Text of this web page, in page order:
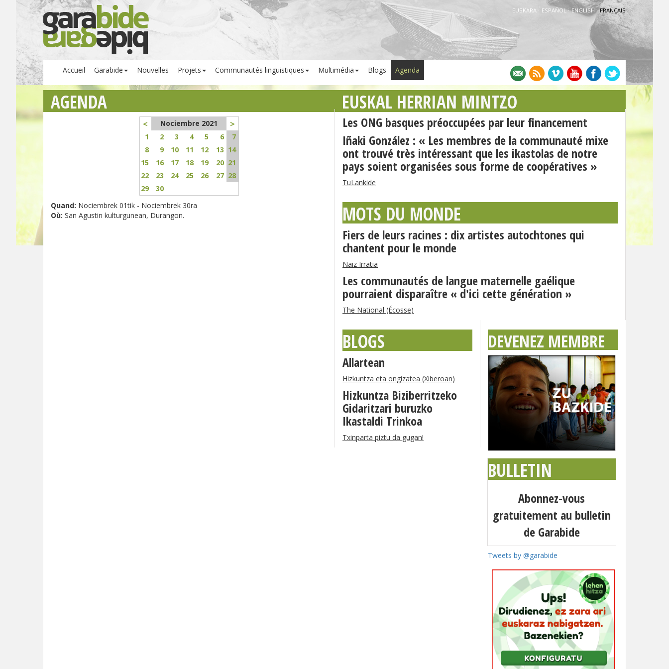
EUSKARA · ESPAÑOL· ENGLISH · FRANÇAIS
Accueil Garabide Nouvelles Projets Communautés linguistiques Multimédia Blogs Agenda
AGENDA
< Nociembre 2021 >
1 2 3 4 5 6
7
8
9 10 11 12 13 14
15
16 17 18 19 20 21
22
23 24 25 26 27 28
29
30
Quand: Nociembrek 01tik - Nociembrek 30ra
Où: San Agustin kulturgunean, Durangon.
EUSKAL HERRIAN MINTZO
Les ONG basques préoccupées par leur financement
Iñaki González : « Les membres de la communauté mixe
ont trouvé très intéressant que les ikastolas de notre
pays soient organisées sous forme de coopératives »
TuLankide
MOTS DU MONDE
Fiers de leurs racines : dix artistes autochtones qui
chantent pour le monde
Naiz Irratia
Les communautés de langue maternelle gaélique
pourraient disparaître « d'ici cette génération »
The National (Écosse)
BLOGS
Allartean
Hizkuntza eta ongizatea (Xiberoan)
Hizkuntza Biziberritzeko
Gidaritzari buruzko
Ikastaldi Trinkoa
Txinparta piztu da gugan!
DEVENEZ MEMBRE
BULLETIN
Abonnez-vous
gratuitement au bulletin
de Garabide
Tweets by @garabide